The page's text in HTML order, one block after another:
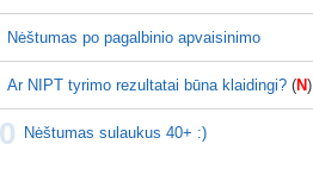
drabuziai (2)
ribos (11)
danguolyte prieš 5 d.
Nėštumas po pagalbinio apvaisinimo
Ar NIPT tyrimo rezultatai būna klaidingi? (N)
Nėštumas sulaukus 40+ :)